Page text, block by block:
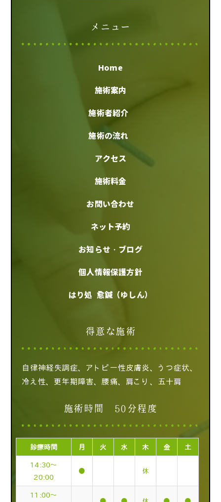
メニュー
Home
施術案内
施術者紹介
施術の流れ
アクセス
施術料金
お問い合わせ
ネット予約
お知らせ・ブログ
個人情報保護方針
はり処 愈鍼（ゆしん）
得意な施術
自律神経失調症、アトピー性皮膚炎、うつ症状、
冷え性、更年期障害、腰痛、肩こり、五十肩
施術時間 50分程度
診療時間 月 火 水 木 金 土
14:30～
20:00
● 休
11:00～
●
● 休 ● ●